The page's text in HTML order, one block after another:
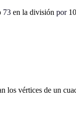
73 en la división por
los vértices de un